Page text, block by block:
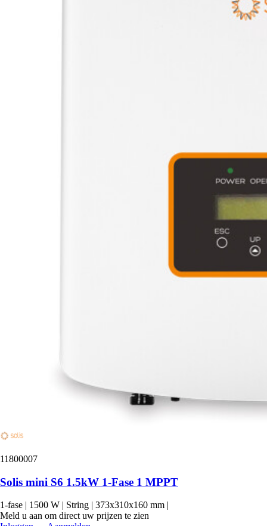
11800007
Solis mini S6 1.5kW 1-Fase 1 MPPT
1-fase | 1500 W | String | 373x310x160 mm |
Meld u aan om direct uw prijzen te zien